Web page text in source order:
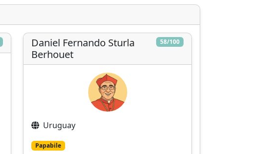
58/100
Daniel Fernando Sturla
Berhouet
Uruguay
Papabile